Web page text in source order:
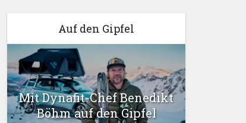
Auf den Gipfel
Mit Dynafit-Chef Benedikt
Böhm auf den Gipfel